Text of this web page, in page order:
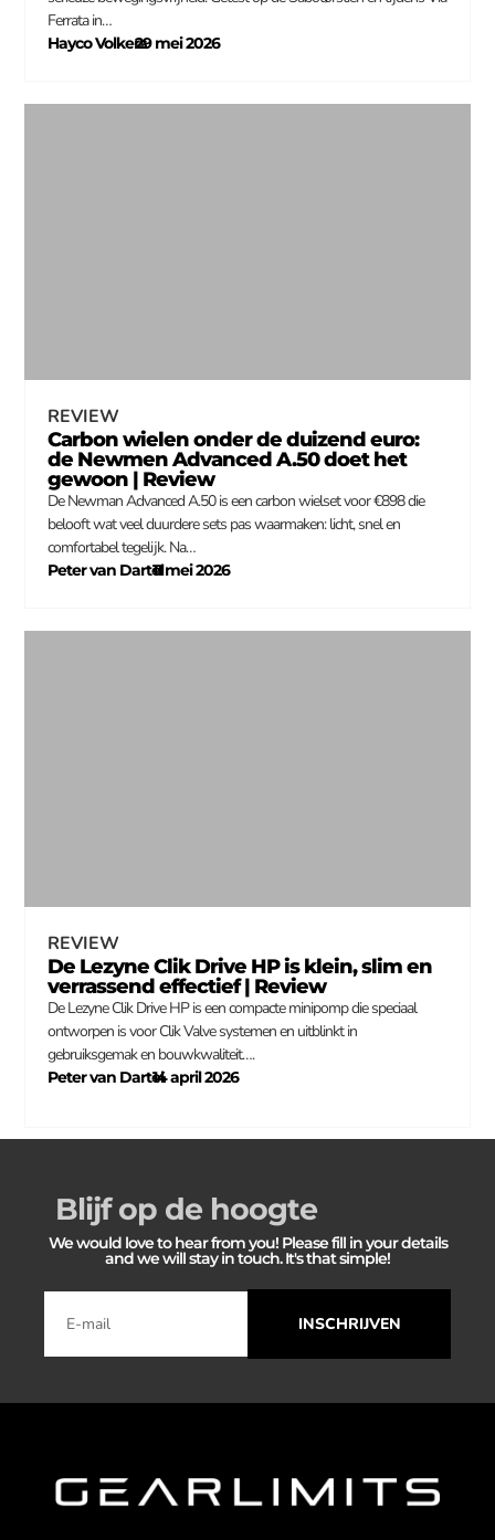
Ferrata in…
Hayco Volkers
–
29 mei 2026
REVIEW
Carbon wielen onder de duizend euro:
de Newmen Advanced A.50 doet het
gewoon | Review
De Newman Advanced A.50 is een carbon wielset voor €898 die
belooft wat veel duurdere sets pas waarmaken: licht, snel en
comfortabel tegelijk. Na…
Peter van Dartel
–
11 mei 2026
REVIEW
De Lezyne Clik Drive HP is klein, slim en
verrassend effectief | Review
De Lezyne Clik Drive HP is een compacte minipomp die speciaal
ontworpen is voor Clik Valve systemen en uitblinkt in
gebruiksgemak en bouwkwaliteit….
Peter van Dartel
–
14 april 2026
Blijf op de hoogte
We would love to hear from you! Please fill in your details
and we will stay in touch. It's that simple!
INSCHRIJVEN